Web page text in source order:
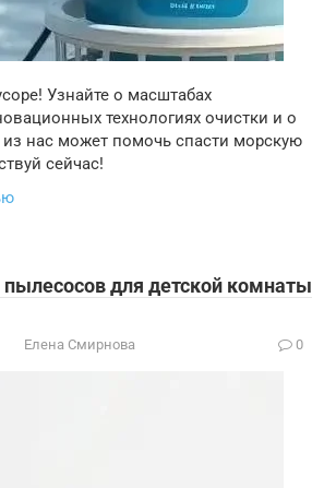
Узнайте о масштабах
технологиях очистки и о
нас может помочь спасти морскую
сейчас!
для детской комнаты
Елена Смирнова 0